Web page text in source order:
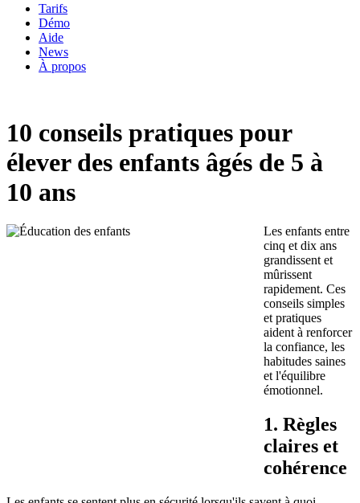
Tarifs
Démo
Aide
News
À propos
10 conseils pratiques pour
élever des enfants âgés de 5 à
10 ans
Les enfants entre
cinq et dix ans
grandissent et
mûrissent
rapidement. Ces
conseils simples
et pratiques
aident à renforcer
la confiance, les
habitudes saines
et l'équilibre
émotionnel.
1. Règles
claires et
cohérence